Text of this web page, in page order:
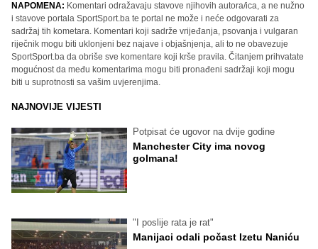
NAPOMENA: Komentari odražavaju stavove njihovih autora/ica, a ne nužno
i stavove portala SportSport.ba te portal ne može i neće odgovarati za
sadržaj tih kometara. Komentari koji sadrže vrijeđanja, psovanja i vulgaran
riječnik mogu biti uklonjeni bez najave i objašnjenja, ali to ne obavezuje
SportSport.ba da obriše sve komentare koji krše pravila. Čitanjem prihvatate
mogućnost da među komentarima mogu biti pronađeni sadržaji koji mogu
biti u suprotnosti sa vašim uvjerenjima.
NAJNOVIJE VIJESTI
Potpisat će ugovor na dvije godine
Manchester City ima novog
golmana!
"I poslije rata je rat"
Manijaci odali počast Izetu Naniću